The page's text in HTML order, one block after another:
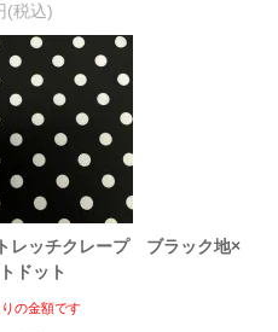
(税込)
レッチクレープ ブラック地×
ドット
の金額です